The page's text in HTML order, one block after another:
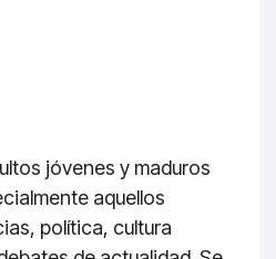
jóvenes y maduros
aquellos
política, cultura